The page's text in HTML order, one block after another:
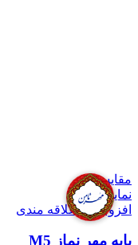
مقايسه
نمایش سریع
افزودن به علاقه مندی
پایه مهر نماز M5